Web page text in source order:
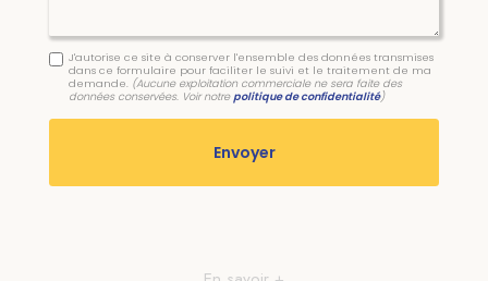
J'autorise ce site à conserver l'ensemble des données transmises
dans ce formulaire pour faciliter le suivi et le traitement de ma
demande. (Aucune exploitation commerciale ne sera faite des
données conservées. Voir notrepolitique de confidentialité)